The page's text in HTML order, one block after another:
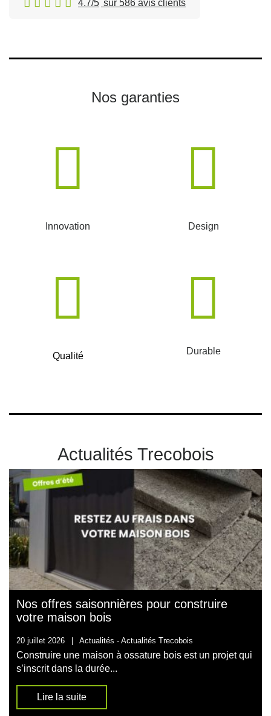
4.7/5 sur 586 avis clients
Nos garanties
Innovation Design
Qualité Durable
Actualités Trecobois
Nos offres saisonnières pour construire
votre maison bois
20 juillet 2026 | Actualités - Actualités Trecobois
Construire une maison à ossature bois est un projet qui
s’inscrit dans la durée...
Lire la suite